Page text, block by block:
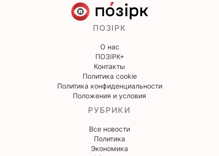
ПОЗІРК
О нас
ПОЗІРК+
Контакты
Политика cookie
Политика конфиденциальности
Положения и условия
РУБРИКИ
Все новости
Политика
Экономика